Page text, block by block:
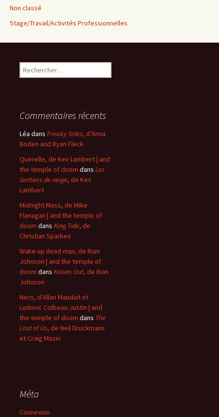
Non classé
Stage/Travail/Activités Professionnelles
Rechercher :
Commentaires récents
Léa dans Freaky Tales, d’Anna
Boden and Ryan Fleck
Querelle, de Kev Lambert | and
the temple of doom dans Les
Sentiers de neige, de Kev
Lambert
Midnight Mass, de Mike
Flanagan | and the temple of
doom dans King Tide, de
Christian Sparkes
Wake up dead man, de Rian
Johnson | and the temple of
doom dans Knives Out, de Rian
Johnson
Nero, d’Allan Mauduit et
Ludovic Colbeau-Justin | and
the temple of doom dans The
Last of Us, de Neil Druckmann
et Craig Mazin
Méta
Connexion